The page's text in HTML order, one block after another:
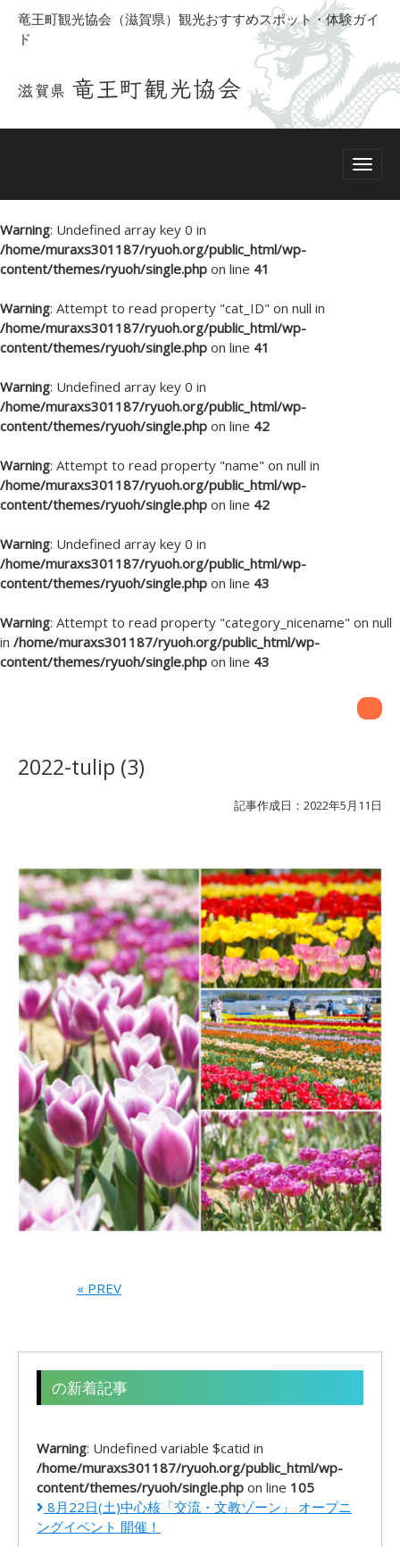
竜王町観光協会（滋賀県）観光おすすめスポット・体験ガイ
ド
Warning: Undefined array key 0 in
/home/muraxs301187/ryuoh.org/public_html/wp-
content/themes/ryuoh/single.php on line 41
Warning: Attempt to read property "cat_ID" on null in
/home/muraxs301187/ryuoh.org/public_html/wp-
content/themes/ryuoh/single.php on line 41
Warning: Undefined array key 0 in
/home/muraxs301187/ryuoh.org/public_html/wp-
content/themes/ryuoh/single.php on line 42
Warning: Attempt to read property "name" on null in
/home/muraxs301187/ryuoh.org/public_html/wp-
content/themes/ryuoh/single.php on line 42
Warning: Undefined array key 0 in
/home/muraxs301187/ryuoh.org/public_html/wp-
content/themes/ryuoh/single.php on line 43
Warning: Attempt to read property "category_nicename" on null
in /home/muraxs301187/ryuoh.org/public_html/wp-
content/themes/ryuoh/single.php on line 43
2022-tulip (3)
記事作成日：2022年5月11日
« PREV
の新着記事
Warning: Undefined variable $catid in
/home/muraxs301187/ryuoh.org/public_html/wp-
content/themes/ryuoh/single.php on line 105
8月22日(土)中心核「交流・文教ゾーン」 オープニ
ングイベント 開催！